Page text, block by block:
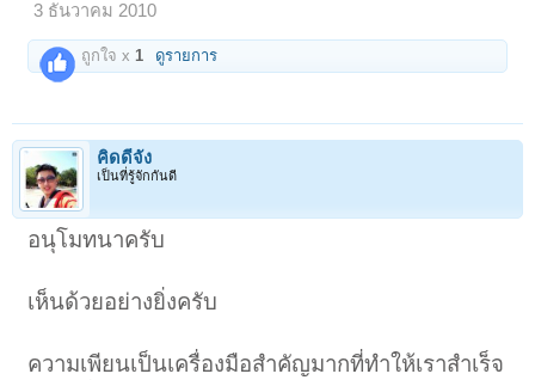
3 ธันวาคม 2010
ถูกใจ x1 ดูรายการ
คิดดีจัง
เป็นที่รู้จักกันดี
อนุโมทนาครับ
เห็นด้วยอย่างยิ่งครับ
ความเพียนเป็นเครื่องมือสำคัญมากที่ทำให้เราสำเร็จ